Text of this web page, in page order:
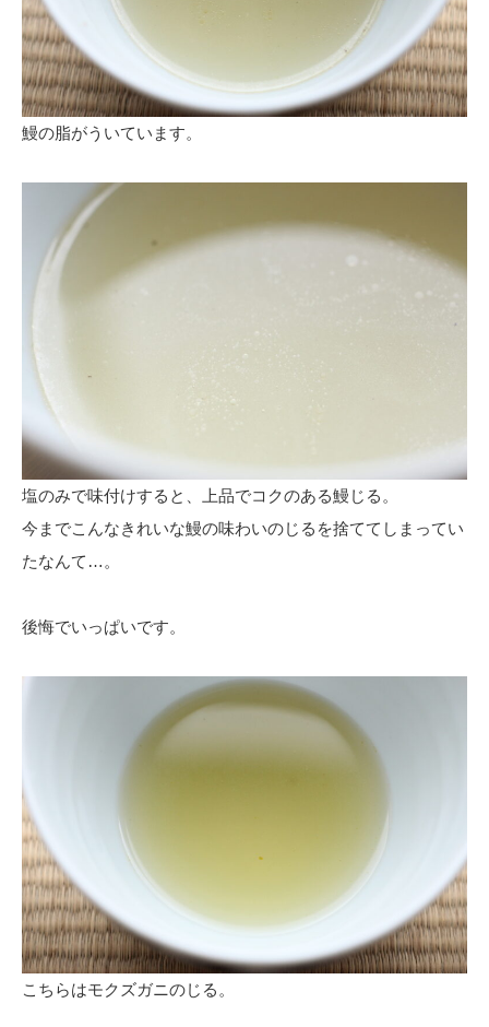
鰻の脂がういています。
塩のみで味付けすると、上品でコクのある鰻じる。
今までこんなきれいな鰻の味わいのじるを捨ててしまってい
たなんて…。
後悔でいっぱいです。
こちらはモクズガニのじる。